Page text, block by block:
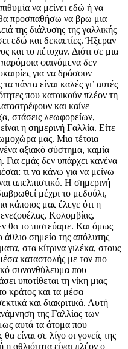
να μείνει εδώ ή να
προσπαθήσω να βρω μια
της διάλυσης της γαλλικής
εδώ και δεκαετίες. Ήξεραν
και το πέτυχαν. Διότι σε μια
παρόμοια φαινόμενα δεν
για να δράσουν
πάντα είναι καλές γι’ αυτές
που κατοικούν πλέον τη
και καίνε
στάσεις λεωφορείων,
η σημερινή Γαλλία. Είτε
μας. Μια τέτοια
αξιακό σύστημα, καμία
Για εμάς δεν υπάρχει κανένα
τι να κάνω για να μείνω
απελπιστικό. Η σημερινή
μέχρι το μεδούλι,
κάποιος μας έλεγε ότι η
Κολομβίας,
θα το πιστεύαμε. Και όμως
σημείο της απόλυτης
στα κίτρινα γιλέκα, στους
καταστολής με τον πιο
συνονθύλευμα που
υποτίθεται τη νίκη μιας
κράτος και τα μέσα
και διακριτικά. Αυτή
της Γαλλίας των
αυτά τα άτομα που
είναι σε λίγο οι γονείς της
αθλιότητα είναι πλέον ο